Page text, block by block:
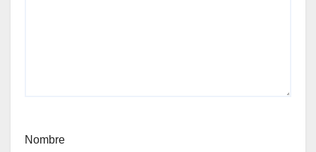
Nombre